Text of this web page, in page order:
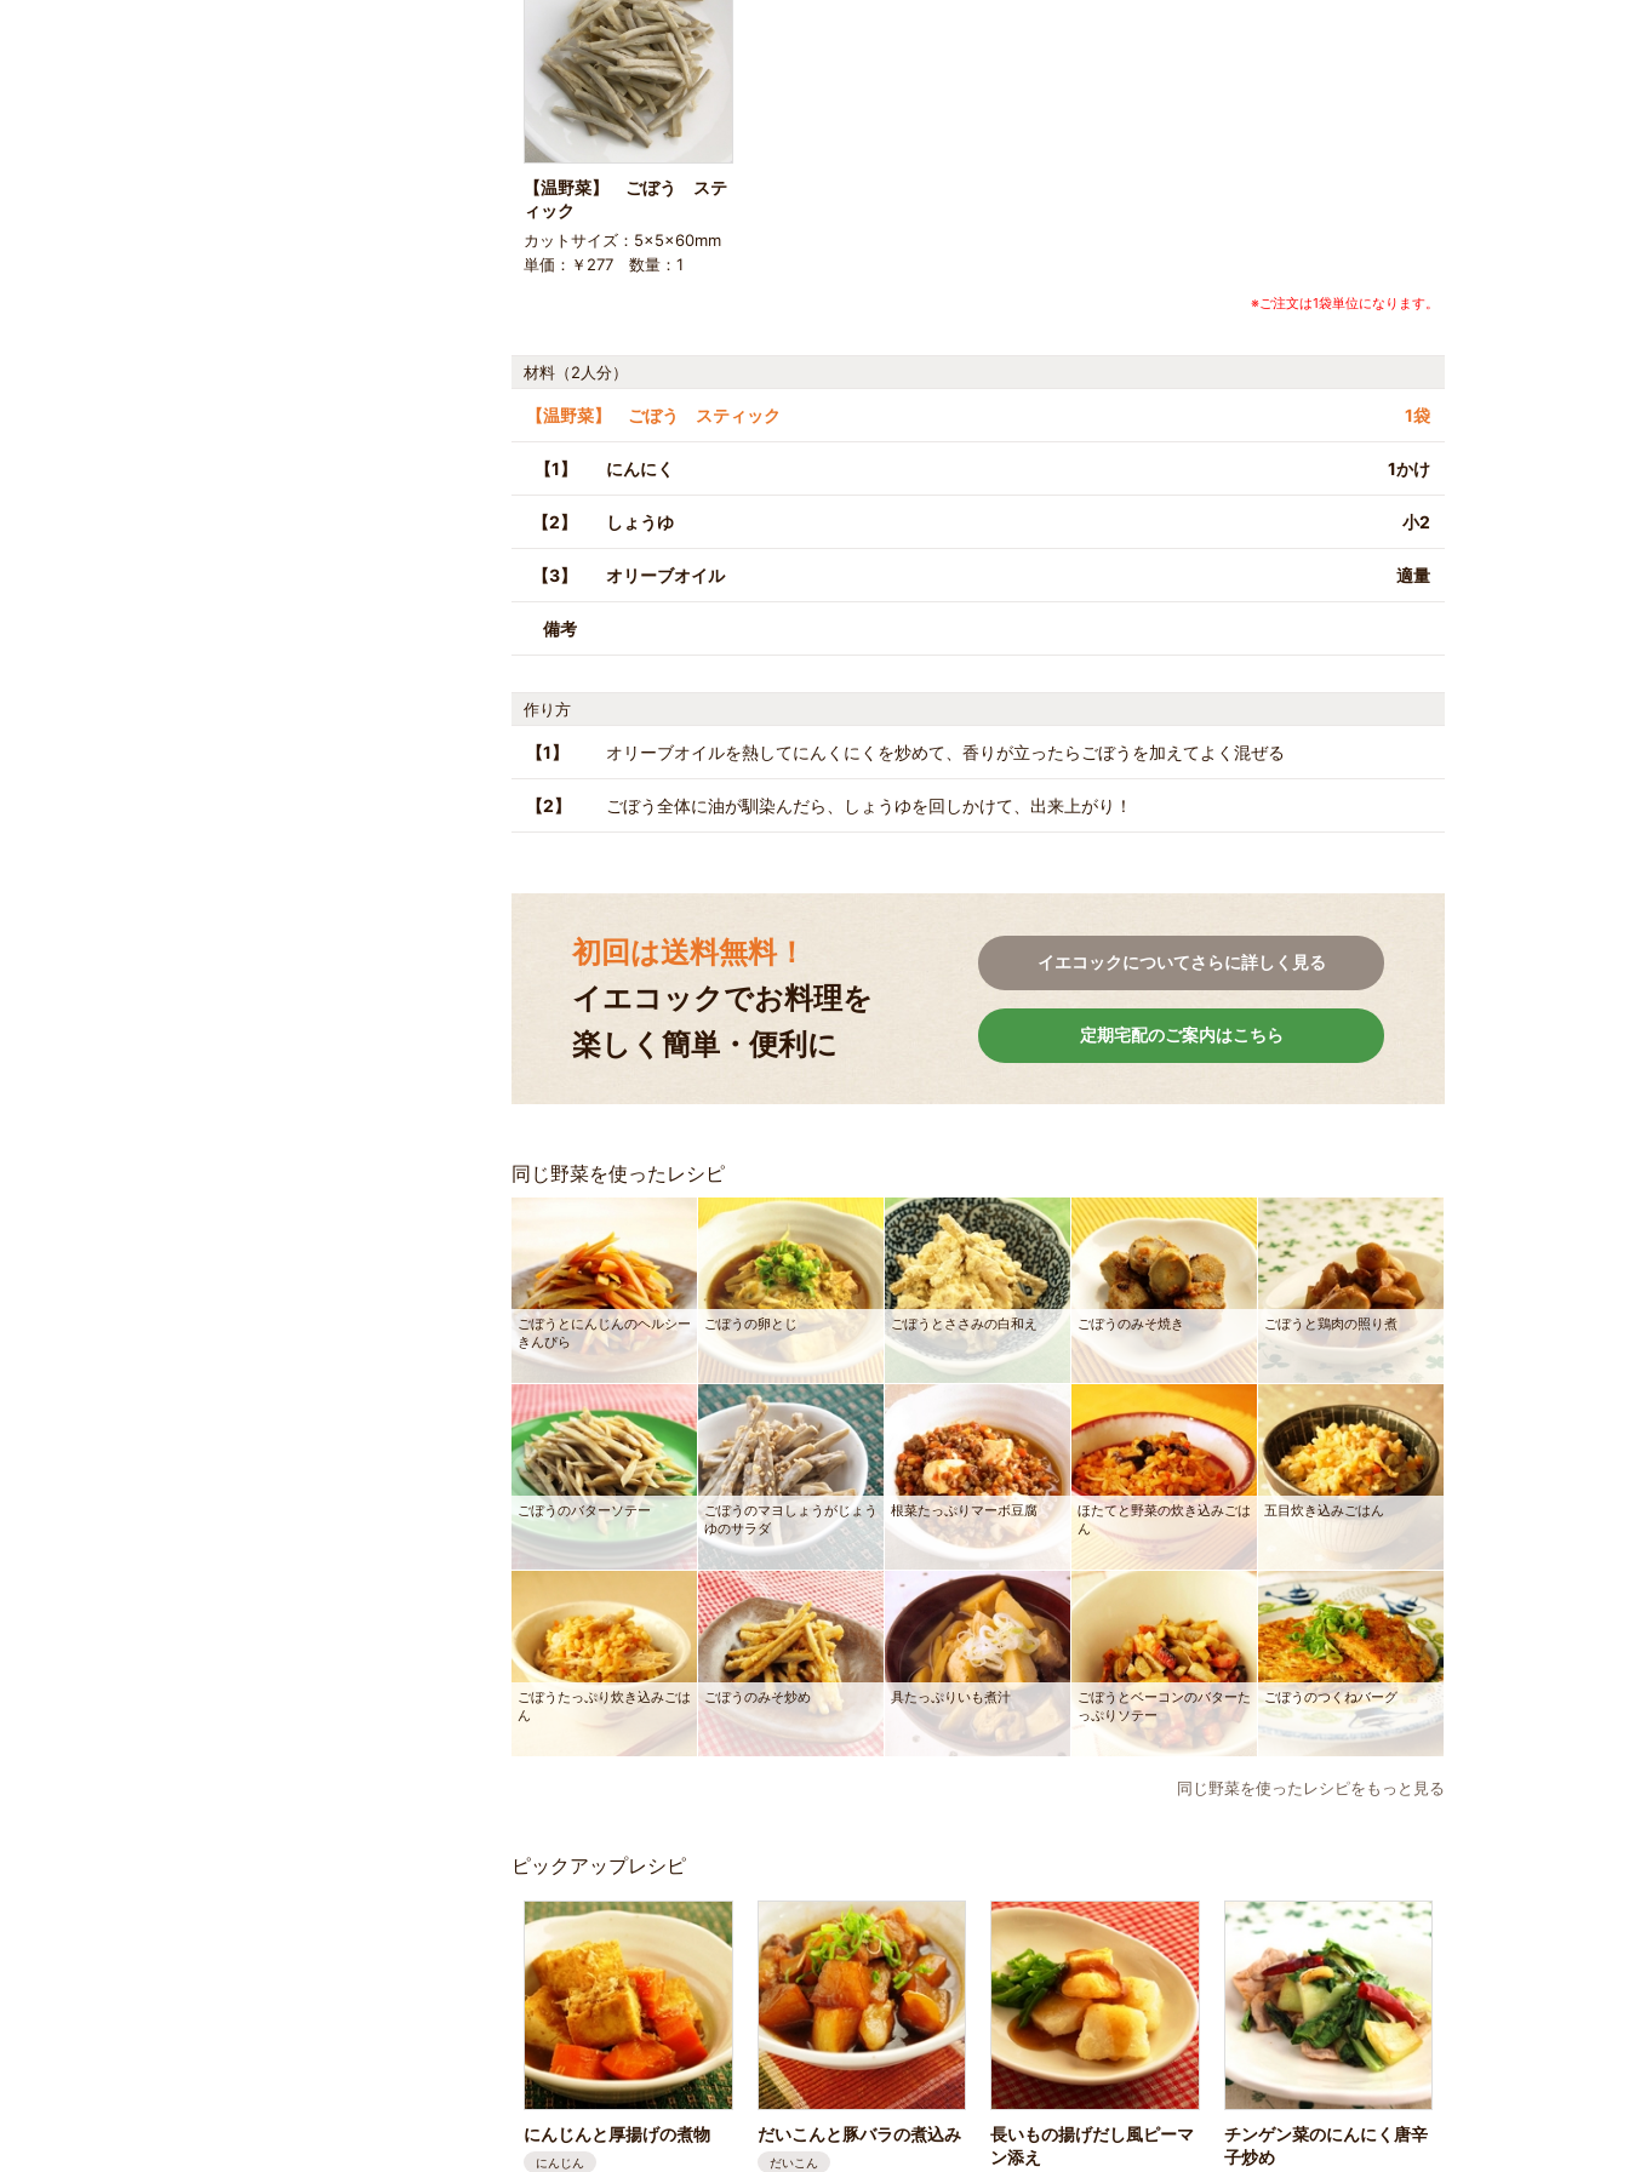
【温野菜】 ごぼう ステ
ィック
カットサイズ：5×5×60mm
単価：￥277 数量：1
※ご注文は1袋単位になります。
材料（2人分）
【温野菜】 ごぼう スティック 1袋
【1】 にんにく 1かけ
【2】 しょうゆ 小2
【3】 オリーブオイル 適量
備考
作り方
【1】 オリーブオイルを熱してにんくにくを炒めて、香りが立ったらごぼうを加えてよく混ぜる
【2】 ごぼう全体に油が馴染んだら、しょうゆを回しかけて、出来上がり！
初回は送料無料！
イエコックでお料理を
楽しく簡単・便利に
イエコックについてさらに詳しく見る
定期宅配のご案内はこちら
同じ野菜を使ったレシピ
ごぼうとにんじんのヘルシー
きんぴら
ごぼうの卵とじ ごぼうとささみの白和え ごぼうのみそ焼き ごぼうと鶏肉の照り煮
ごぼうのバターソテー
ごぼうのマヨしょうがじょう
ゆのサラダ
根菜たっぷりマーボ豆腐
ほたてと野菜の炊き込みごは
ん
五目炊き込みごはん
ごぼうたっぷり炊き込みごは
ん
ごぼうのみそ炒め 具たっぷりいも煮汁
ごぼうとベーコンのバターた
っぷりソテー
ごぼうのつくねバーグ
同じ野菜を使ったレシピをもっと見る
ピックアップレシピ
にんじんと厚揚げの煮物
にんじん
だいこんと豚バラの煮込み
だいこん
長いもの揚げだし風ピーマ
ン添え
チンゲン菜のにんにく唐辛
子炒め